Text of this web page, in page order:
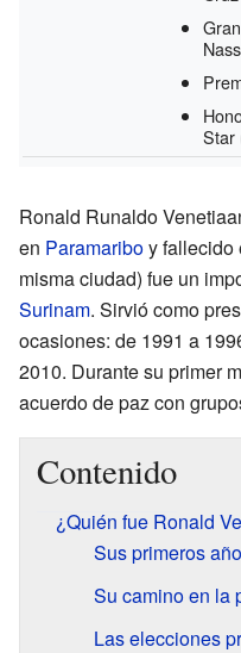
Star
Ronald Runaldo
en Paramariboy fallecido
misma ciudad) fue un
Surinam. Sirvió como
ocasiones: de 1991 a
2010. Durante su primer
acuerdo de paz con
Contenido
¿Quién fue Ronald
Sus primeros
Su camino en la
Las elecciones